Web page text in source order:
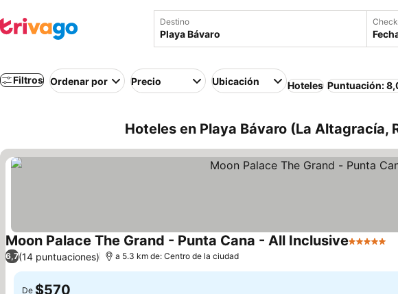
Destino
Filtros Ordenar por Precio Ubicación Hoteles Puntuación:
Hoteles en Playa Bávaro (La Altagracía,
Moon Palace The Grand - Punta Cana - All Inclusive5 Estrellas
6,7(14 puntuaciones) a 5.3 km de: Centro de la ciudad
De $570